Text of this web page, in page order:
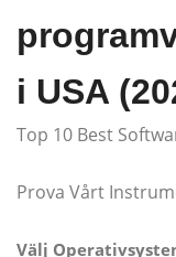
i USA
Top 10 Best
Prova Vårt
Välj